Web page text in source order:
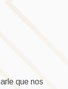
que nos